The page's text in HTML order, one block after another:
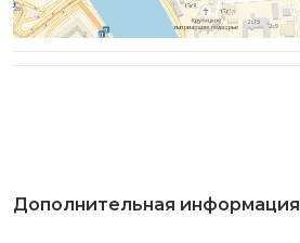
Дополнительная информация